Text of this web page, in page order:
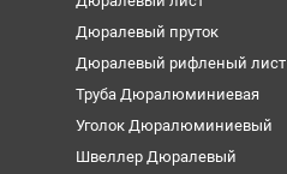
Дюралевый пруток
Дюралевый рифленый лист
Труба Дюралюминиевая
Уголок Дюралюминиевый
Швеллер Дюралевый